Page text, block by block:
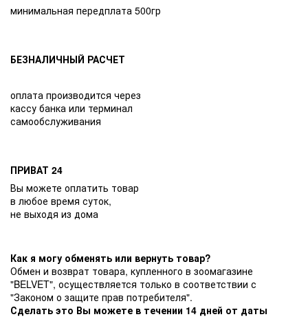
минимальная передплата 500гр
БЕЗНАЛИЧНЫЙ РАСЧЕТ
оплата производится через
кассу банка или терминал
самообслуживания
ПРИВАТ 24
Вы можете оплатить товар
в любое время суток,
не выходя из дома
Как я могу обменять или вернуть товар?
Обмен и возврат товара, купленного в зоомагазине
"BELVET", осуществляется только в соответствии с
"Законом о защите прав потребителя".
Сделать это Вы можете в течении 14 дней от даты